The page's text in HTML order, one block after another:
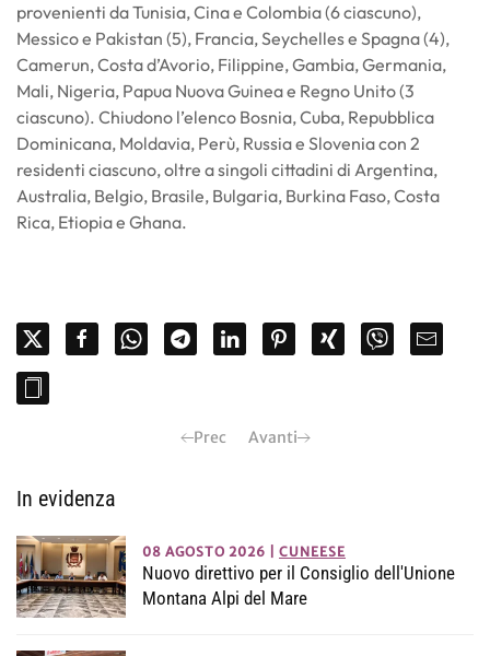
provenienti da Tunisia, Cina e Colombia (6 ciascuno),
Messico e Pakistan (5), Francia, Seychelles e Spagna (4),
Camerun, Costa d’Avorio, Filippine, Gambia, Germania,
Mali, Nigeria, Papua Nuova Guinea e Regno Unito (3
ciascuno). Chiudono l’elenco Bosnia, Cuba, Repubblica
Dominicana, Moldavia, Perù, Russia e Slovenia con 2
residenti ciascuno, oltre a singoli cittadini di Argentina,
Australia, Belgio, Brasile, Bulgaria, Burkina Faso, Costa
Rica, Etiopia e Ghana.
Prec Avanti
In evidenza
08 AGOSTO 2026 CUNEESE
Nuovo direttivo per il Consiglio dell'Unione
Montana Alpi del Mare